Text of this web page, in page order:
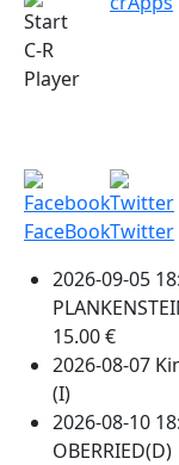
C-R
Player
FaceBookTwitter
2026-09-05
15.00 €
2026-08-07
(I)
2026-08-10
OBERRIED(D)